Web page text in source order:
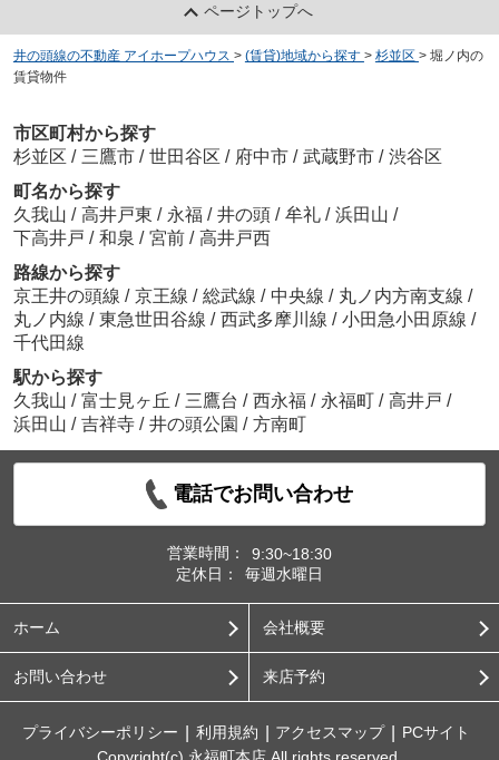
ページトップへ
井の頭線の不動産 アイホープハウス > (賃貸)地域から探す > 杉並区 > 堀ノ内の
賃貸物件
市区町村から探す
杉並区 / 三鷹市 / 世田谷区 / 府中市 / 武蔵野市 / 渋谷区
町名から探す
久我山 / 高井戸東 / 永福 / 井の頭 / 牟礼 / 浜田山 /
下高井戸 / 和泉 / 宮前 / 高井戸西
路線から探す
京王井の頭線 / 京王線 / 総武線 / 中央線 / 丸ノ内方南支線 /
丸ノ内線 / 東急世田谷線 / 西武多摩川線 / 小田急小田原線 /
千代田線
駅から探す
久我山 / 富士見ヶ丘 / 三鷹台 / 西永福 / 永福町 / 高井戸 /
浜田山 / 吉祥寺 / 井の頭公園 / 方南町
電話でお問い合わせ
営業時間：
9:30~18:30
定休日：
毎週水曜日
ホーム 会社概要
お問い合わせ 来店予約
プライバシーポリシー 利用規約 アクセスマップ
PCサイト